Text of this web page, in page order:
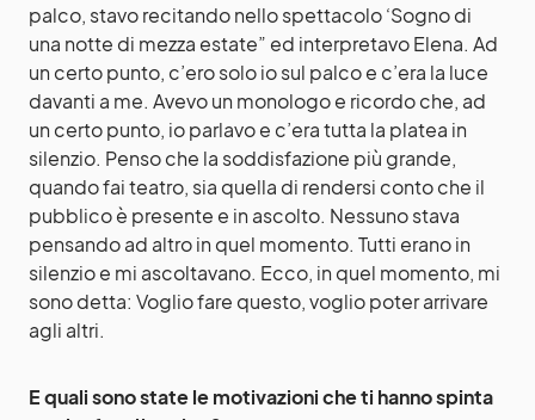
palco, stavo recitando nello spettacolo ‘Sogno di
una notte di mezza estate” ed interpretavo Elena. Ad
un certo punto, c’ero solo io sul palco e c’era la luce
davanti a me. Avevo un monologo e ricordo che, ad
un certo punto, io parlavo e c’era tutta la platea in
silenzio. Penso che la soddisfazione più grande,
quando fai teatro, sia quella di rendersi conto che il
pubblico è presente e in ascolto. Nessuno stava
pensando ad altro in quel momento. Tutti erano in
silenzio e mi ascoltavano. Ecco, in quel momento, mi
sono detta: Voglio fare questo, voglio poter arrivare
agli altri.
E quali sono state le motivazioni che ti hanno spinta